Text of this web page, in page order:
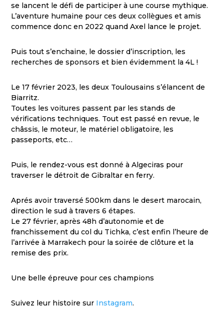
se lancent le défi de participer à une course mythique.
L’aventure humaine pour ces deux collègues et amis
commence donc en 2022 quand Axel lance le projet.
Puis tout s’enchaine, le dossier d’inscription, les
recherches de sponsors et bien évidemment la 4L !
Le 17 février 2023, les deux Toulousains s’élancent de
Biarritz.
Toutes les voitures passent par les stands de
vérifications techniques. Tout est passé en revue, le
châssis, le moteur, le matériel obligatoire, les
passeports, etc…
Puis, le rendez-vous est donné à Algeciras pour
traverser le détroit de Gibraltar en ferry.
Aprés avoir traversé 500km dans le desert marocain,
direction le sud à travers 6 étapes.
Le 27 février, après 48h d’autonomie et de
franchissement du col du Tichka, c’est enfin l’heure de
l’arrivée à Marrakech pour la soirée de clôture et la
remise des prix.
Une belle épreuve pour ces champions
Suivez leur histoire sur Instagram.